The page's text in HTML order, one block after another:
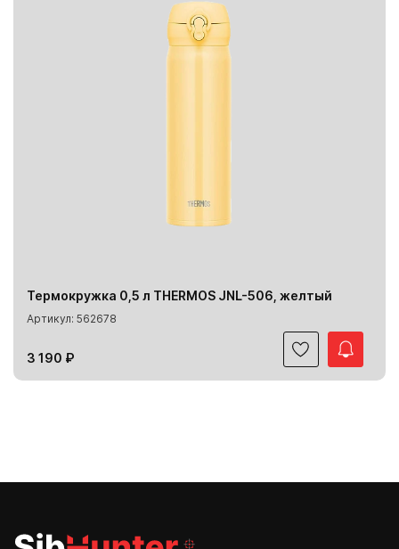
Термокружка 0,5 л THERMOS JNL-506, желтый
Артикул: 562678
3 190 ₽